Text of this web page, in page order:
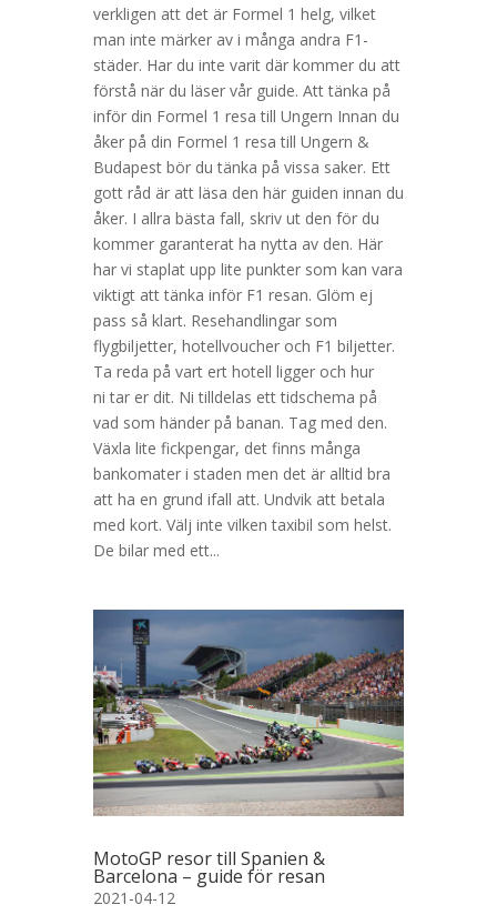
verkligen att det är Formel 1 helg, vilket
man inte märker av i många andra F1-
städer. Har du inte varit där kommer du att
förstå när du läser vår guide. Att tänka på
inför din Formel 1 resa till Ungern Innan du
åker på din Formel 1 resa till Ungern &
Budapest bör du tänka på vissa saker. Ett
gott råd är att läsa den här guiden innan du
åker. I allra bästa fall, skriv ut den för du
kommer garanterat ha nytta av den. Här
har vi staplat upp lite punkter som kan vara
viktigt att tänka inför F1 resan. Glöm ej
pass så klart. Resehandlingar som
flygbiljetter, hotellvoucher och F1 biljetter.
Ta reda på vart ert hotell ligger och hur
ni tar er dit. Ni tilldelas ett tidschema på
vad som händer på banan. Tag med den.
Växla lite fickpengar, det finns många
bankomater i staden men det är alltid bra
att ha en grund ifall att. Undvik att betala
med kort. Välj inte vilken taxibil som helst.
De bilar med ett...
MotoGP resor till Spanien &
Barcelona – guide för resan
2021-04-12